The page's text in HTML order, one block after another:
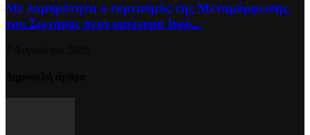
Με λαμπρότητα ο εορτασμός της Μεταμόρφωσης
του Σωτήρος στον ομώνυμο Ιερό...